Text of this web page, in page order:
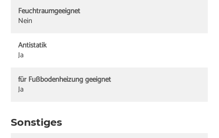
Feuchtraumgeeignet
Nein
Antistatik
Ja
für Fußbodenheizung geeignet
Ja
Sonstiges